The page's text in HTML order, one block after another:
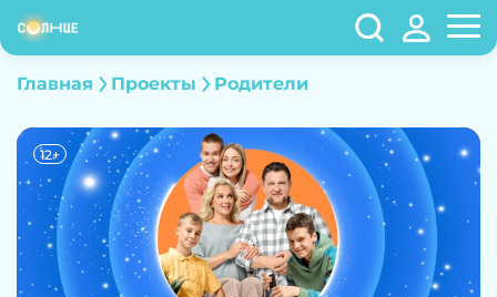
Главная Проекты Родители
12+